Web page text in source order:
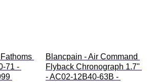
71 -
Blancpain - Air Command
Flyback Chronograph 1.7"
- AC02-12B40-63B -